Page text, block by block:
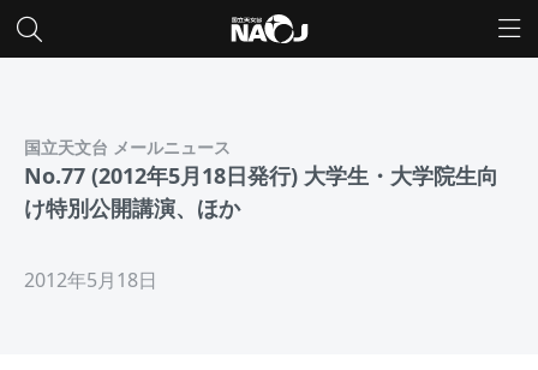
国立天文台 メールニュース
No.77 (2012年5月18日発行) 大学生・大学院生向
け特別公開講演、ほか
2012年5月18日